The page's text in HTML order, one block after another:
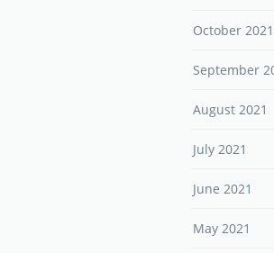
October 2021
September
August 2021
July 2021
June 2021
May 2021